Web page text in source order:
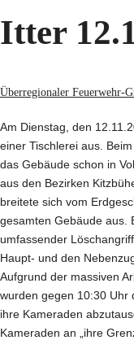
Itter
Überregionaler Feuerwehr-
Am Dienstag, den
einer Tischlerei aus.
das Gebäude schon in
aus den Bezirken
breitete sich vom
gesamten Gebäude aus.
umfassender
Haupt- und den
Aufgrund der massiven
wurden gegen 10:30 Uhr
ihre Kameraden
Kameraden an „ihre